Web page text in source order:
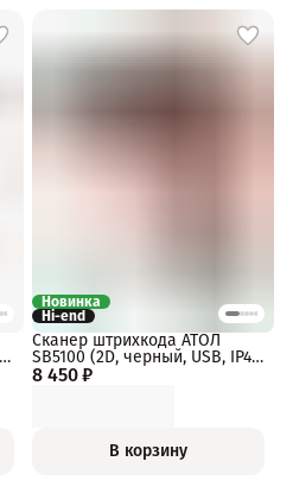
Новинка
Hi-end
8 450 ₽
Сканер штрихкода АТОЛ
SB5100 (2D, черный, USB, IP42,
без подставки, упаковка 1
В корзину